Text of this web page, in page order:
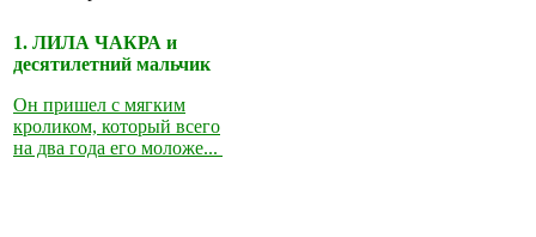
1. ЛИЛА ЧАКРА и
десятилетний мальчик
Он пришел с мягким
кроликом, который всего
на два года его моложе...